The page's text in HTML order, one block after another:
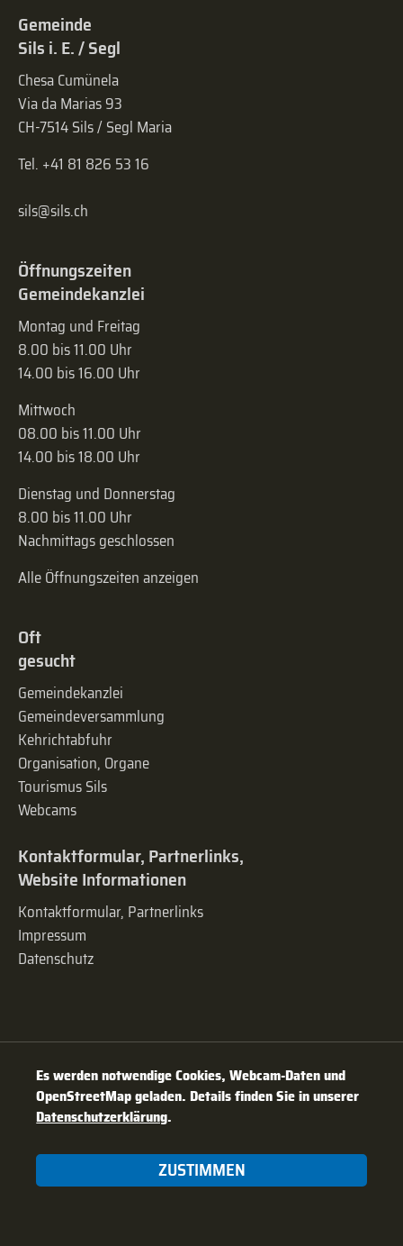
Gemeinde
Sils i. E. / Segl
Chesa Cumünela
Via da Marias 93
CH-7514 Sils / Segl Maria
Tel. +41 81 826 53 16
sils@sils.ch
Öffnungszeiten
Gemeindekanzlei
Montag und Freitag
8.00 bis 11.00 Uhr
14.00 bis 16.00 Uhr
Mittwoch
08.00 bis 11.00 Uhr
14.00 bis 18.00 Uhr
Dienstag und Donnerstag
8.00 bis 11.00 Uhr
Nachmittags geschlossen
Alle Öffnungszeiten anzeigen
Oft
gesucht
Gemeindekanzlei
Gemeinde­versammlung
Kehrichtabfuhr
Organisation, Organe
Tourismus Sils
Webcams
Kontaktformular, Partnerlinks,
Website Informationen
Kontaktformular, Partnerlinks
Impressum
Datenschutz
Es werden notwendige Cookies, Webcam-Daten und
OpenStreetMap geladen. Details finden Sie in unserer
Datenschutzerklärung.
ZUSTIMMEN